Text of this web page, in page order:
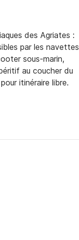
des Agriates :
par les navettes
sous-marin,
au coucher du
itinéraire libre.